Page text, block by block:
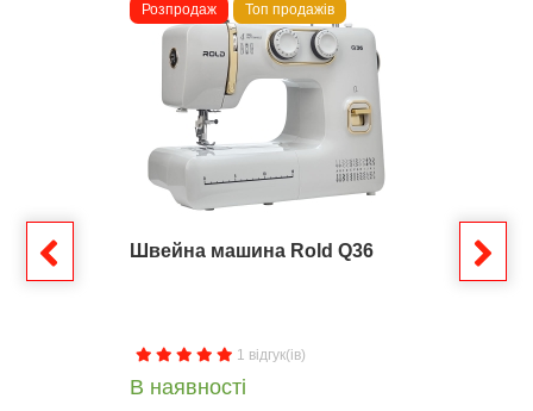
Розпродаж Топ продажів
Швейна машина Rold Q36
1 відгук(ів)
В наявності